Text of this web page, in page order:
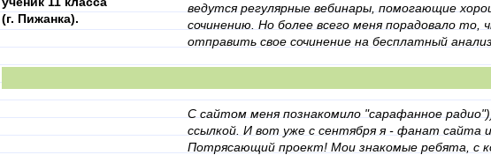
(г. Пижанка).
ведутся регулярные вебинары, помогающие
сочинению. Но более всего меня порадовало то,
отправить свое сочинение на бесплатный анализ.
С сайтом меня познакомило "сарафанное
ссылкой. И вот уже с сентября я - фанат сайта и
Потрясающий проект! Мои знакомые ребята, с